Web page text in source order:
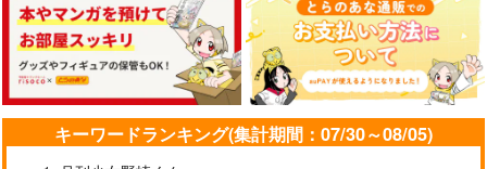
作品詳細 作品詳細 作品詳細
キーワードランキング(集計期間：07/30～08/05)